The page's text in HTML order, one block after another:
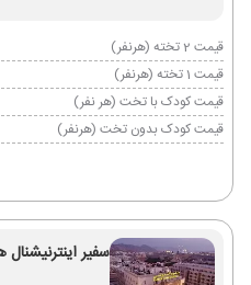
قیمت 2 تخته (هرنفر)
قیمت 1 تخته (هرنفر)
قیمت کودک با تخت (هر نفر)
قیمت کودک بدون تخت (هرنفر)
سفیر